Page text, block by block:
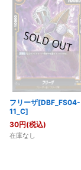
フリーザ[DBF_FS04-
11_C]
30円(税込)
在庫なし